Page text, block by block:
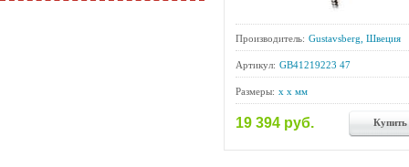
Производитель: Gustavsberg, Швеция
Артикул: GB41219223 47
Размеры: x x мм
19 394 руб. Купить